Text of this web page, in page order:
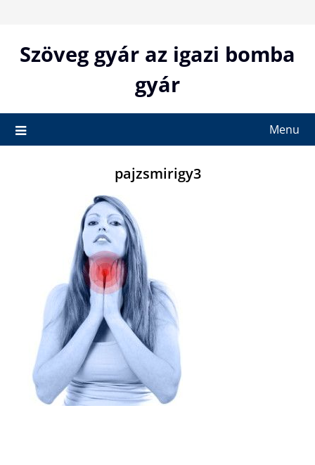
contentSzöveg gyár az igazi bomba
gyár
Menu
pajzsmirigy3